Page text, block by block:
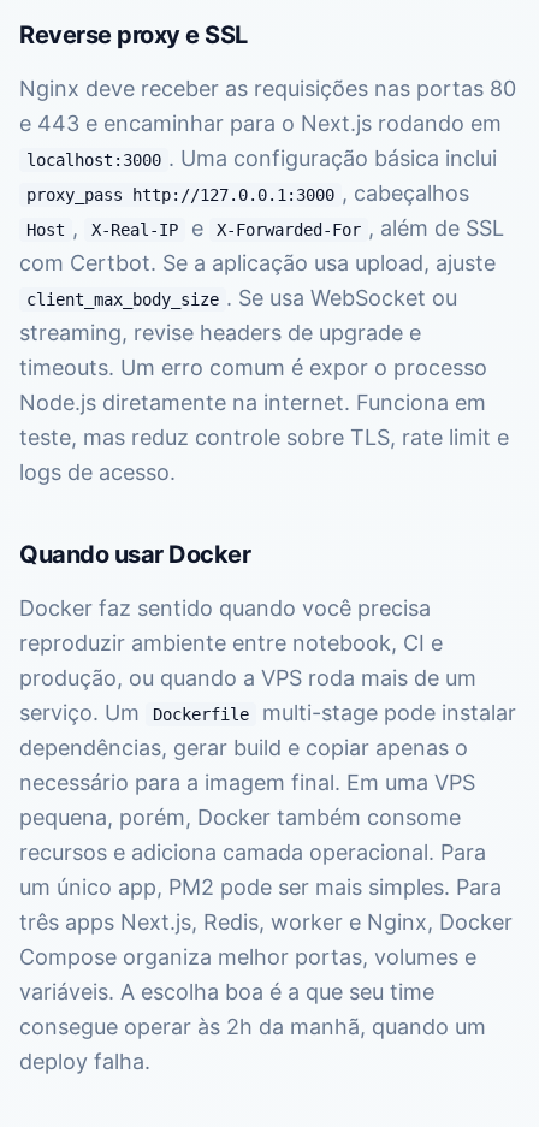
Reverse proxy e SSL
Nginx deve receber as requisições nas portas 80
e 443 e encaminhar para o Next.js rodando em
localhost:3000 . Uma configuração básica inclui
proxy_pass http://127.0.0.1:3000 , cabeçalhos
Host , X-Real-IP e X-Forwarded-For , além de SSL
com Certbot. Se a aplicação usa upload, ajuste
client_max_body_size . Se usa WebSocket ou
streaming, revise headers de upgrade e
timeouts. Um erro comum é expor o processo
Node.js diretamente na internet. Funciona em
teste, mas reduz controle sobre TLS, rate limit e
logs de acesso.
Quando usar Docker
Docker faz sentido quando você precisa
reproduzir ambiente entre notebook, CI e
produção, ou quando a VPS roda mais de um
serviço. Um
Dockerfile
multi-stage pode instalar
dependências, gerar build e copiar apenas o
necessário para a imagem final. Em uma VPS
pequena, porém, Docker também consome
recursos e adiciona camada operacional. Para
um único app, PM2 pode ser mais simples. Para
três apps Next.js, Redis, worker e Nginx, Docker
Compose organiza melhor portas, volumes e
variáveis. A escolha boa é a que seu time
consegue operar às 2h da manhã, quando um
deploy falha.